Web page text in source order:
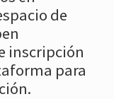
de
inscripción
para